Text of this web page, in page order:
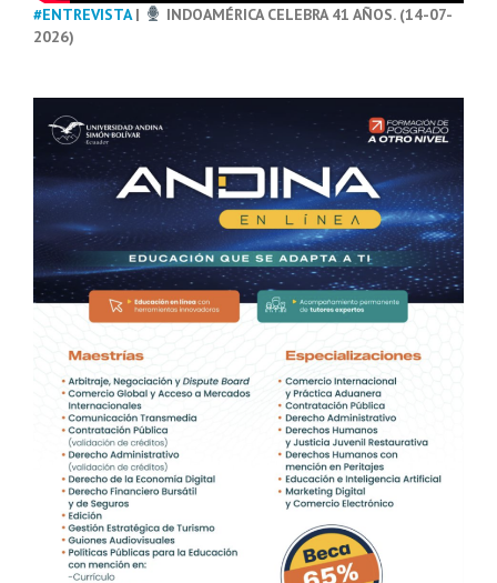
#ENTREVISTA|
INDOAMÉRICA CELEBRA 41 AÑOS. (14-07-
2026)